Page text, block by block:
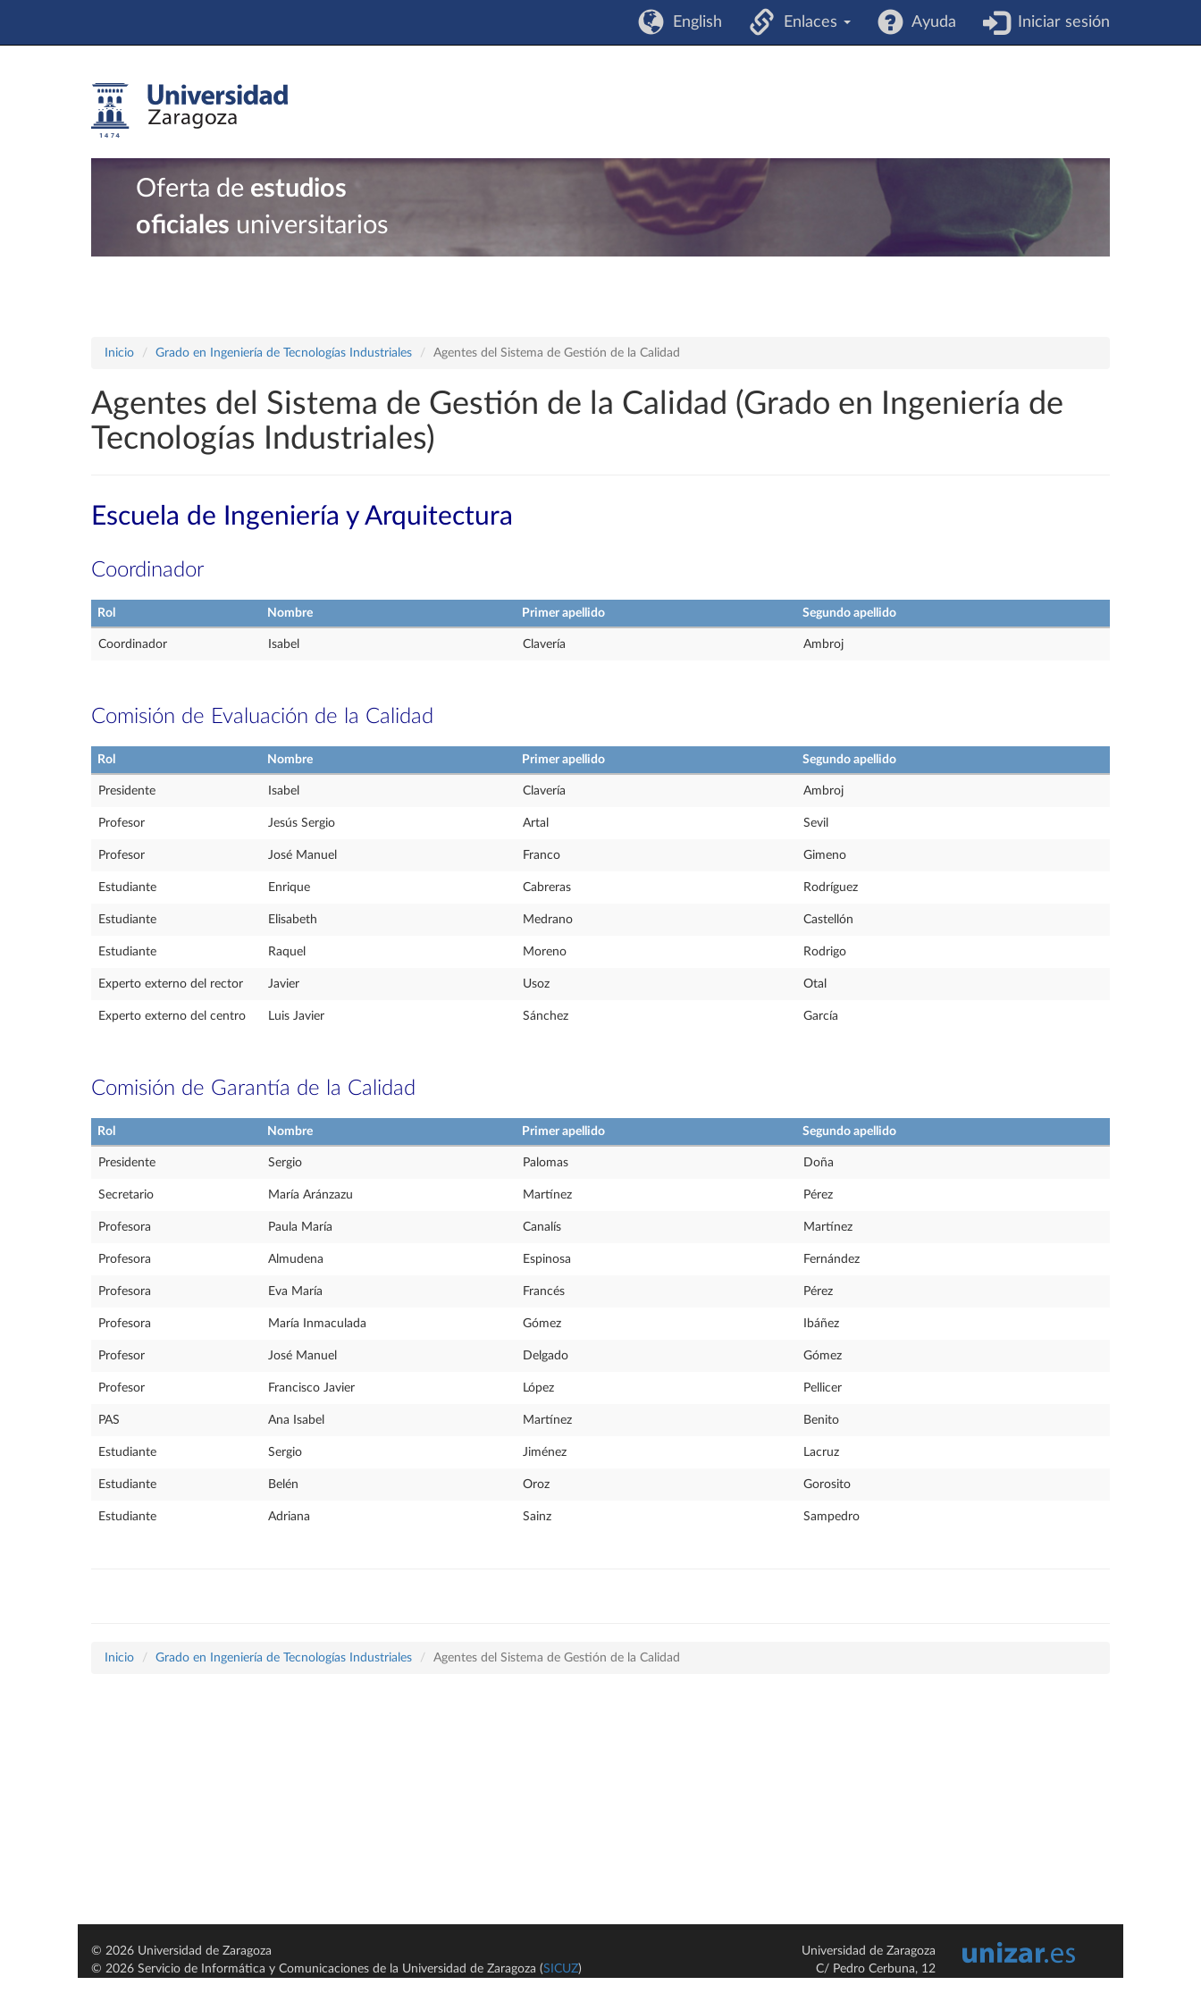
English Enlaces Ayuda Iniciar sesión
Oferta de estudios
oficiales universitarios
Inicio Grado en Ingeniería de Tecnologías Industriales Agentes del Sistema de Gestión de la Calidad
Agentes del Sistema de Gestión de la Calidad (Grado en Ingeniería de
Tecnologías Industriales)
Escuela de Ingeniería y Arquitectura
Coordinador
Rol Nombre Primer apellido Segundo apellido
Coordinador Isabel Clavería Ambroj
Comisión de Evaluación de la Calidad
Rol Nombre Primer apellido Segundo apellido
Presidente Isabel Clavería Ambroj
Profesor Jesús Sergio Artal Sevil
Profesor José Manuel Franco Gimeno
Estudiante Enrique Cabreras Rodríguez
Estudiante Elisabeth Medrano Castellón
Estudiante Raquel Moreno Rodrigo
Experto externo del rector Javier Usoz Otal
Experto externo del centro Luis Javier Sánchez García
Comisión de Garantía de la Calidad
Rol Nombre Primer apellido Segundo apellido
Presidente Sergio Palomas Doña
Secretario María Aránzazu Martínez Pérez
Profesora Paula María Canalís Martínez
Profesora Almudena Espinosa Fernández
Profesora Eva María Francés Pérez
Profesora María Inmaculada Gómez Ibáñez
Profesor José Manuel Delgado Gómez
Profesor Francisco Javier López Pellicer
PAS Ana Isabel Martínez Benito
Estudiante Sergio Jiménez Lacruz
Estudiante Belén Oroz Gorosito
Estudiante Adriana Sainz Sampedro
Inicio Grado en Ingeniería de Tecnologías Industriales Agentes del Sistema de Gestión de la Calidad
© 2026 Universidad de Zaragoza
© 2026 Servicio de Informática y Comunicaciones de la Universidad de Zaragoza (SICUZ)
Universidad de Zaragoza
C/ Pedro Cerbuna, 12